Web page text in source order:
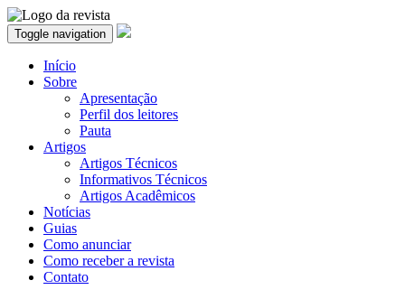
Toggle navigation
Início
Sobre
Apresentação
Perfil dos leitores
Pauta
Artigos
Artigos Técnicos
Informativos Técnicos
Artigos Acadêmicos
Notícias
Guias
Como anunciar
Como receber a revista
Contato